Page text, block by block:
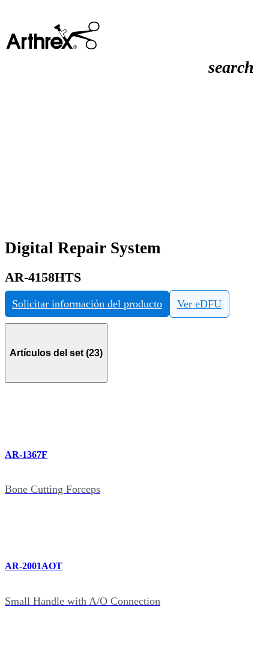
search
Digital Repair System
AR-4158HTS
Solicitar información del producto Ver eDFU
Artículos del set (23)
AR-1367F
Bone Cutting Forceps
AR-2001AOT
Small Handle with A/O Connection